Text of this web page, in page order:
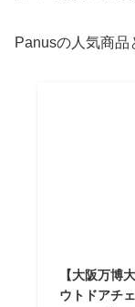
Panusの人気商品
【大阪万博
ウトドアチ